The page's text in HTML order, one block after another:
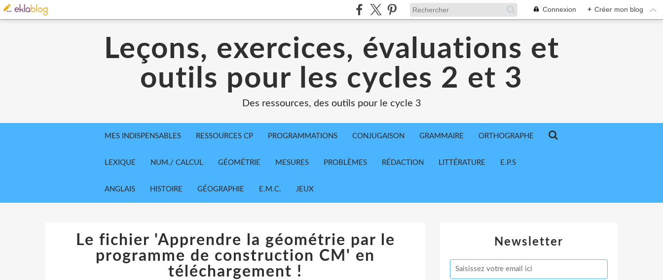
Connexion + Créer mon blog
Leçons, exercices, évaluations et
outils pour les cycles 2 et 3
Des ressources, des outils pour le cycle 3
MES INDISPENSABLES RESSOURCES CP PROGRAMMATIONS CONJUGAISON GRAMMAIRE ORTHOGRAPHE
LEXIQUE NUM./ CALCUL GÉOMÉTRIE MESURES PROBLÈMES RÉDACTION LITTÉRATURE E.P.S
ANGLAIS HISTOIRE GÉOGRAPHIE E.M.C. JEUX
Le fichier 'Apprendre la géométrie par le
programme de construction CM' en
téléchargement !
Newsletter